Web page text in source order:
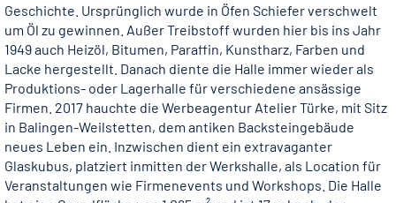
Geschichte. Ursprünglich wurde in Öfen Schiefer verschwelt
um Öl zu gewinnen. Außer Treibstoff wurden hier bis ins Jahr
1949 auch Heizöl, Bitumen, Paraffin, Kunstharz, Farben und
Lacke hergestellt. Danach diente die Halle immer wieder als
Produktions- oder Lagerhalle für verschiedene ansässige
Firmen. 2017 hauchte die Werbeagentur Atelier Türke, mit Sitz
in Balingen-Weilstetten, dem antiken Backsteingebäude
neues Leben ein. Inzwischen dient ein extravaganter
Glaskubus, platziert inmitten der Werkshalle, als Location für
Veranstaltungen wie Firmenevents und Workshops. Die Halle